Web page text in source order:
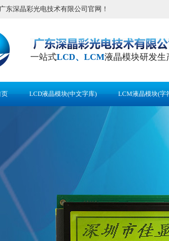
东深晶彩光电技术有限公司官网！
一站式LCD、LCM液晶模块研发生
页 LCD液晶模块(中文字库) LCM液晶模块(字